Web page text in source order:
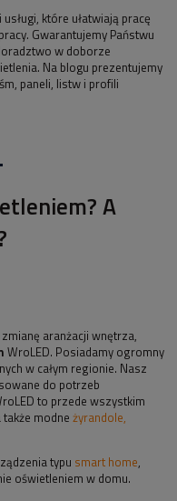
które ułatwiają pracę
Gwarantujemy Państwu
w doborze
Na blogu prezentujemy
paneli, listw i profili
A
aranżacji wnętrza,
WroLED. Posiadamy ogromny
w całym regionie. Nasz
do potrzeb
to przede wszystkim
także modneżyrandole,
typu smart home,
oświetleniem w domu.